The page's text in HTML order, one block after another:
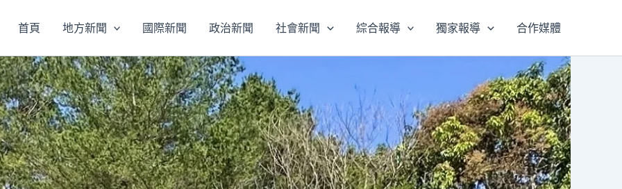
首頁 地方新聞 國際新聞 政治新聞 社會新聞 綜合報導 獨家報導 合作媒體